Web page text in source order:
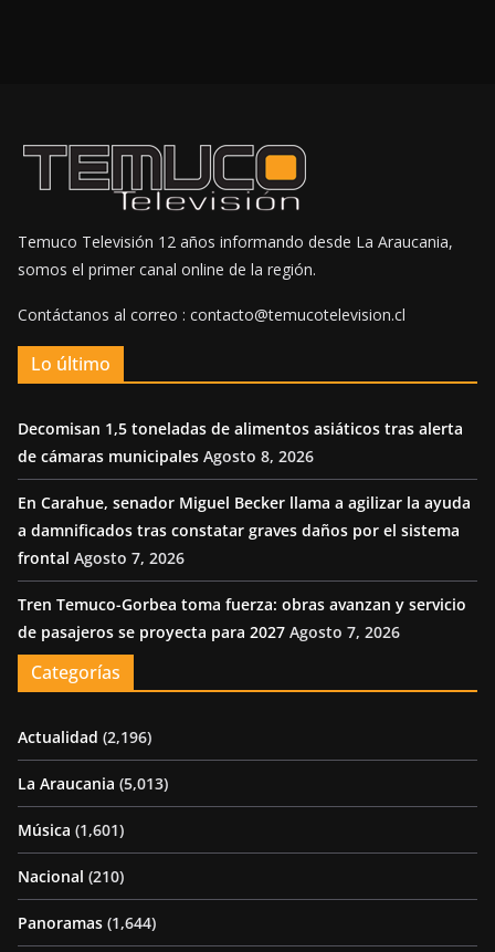
Temuco Televisión 12 años informando desde La Araucania,
somos el primer canal online de la región.
Contáctanos al correo : contacto@temucotelevision.cl
Lo último
Decomisan 1,5 toneladas de alimentos asiáticos tras alerta
de cámaras municipales Agosto 8, 2026
En Carahue, senador Miguel Becker llama a agilizar la ayuda
a damnificados tras constatar graves daños por el sistema
frontal Agosto 7, 2026
Tren Temuco-Gorbea toma fuerza: obras avanzan y servicio
de pasajeros se proyecta para 2027 Agosto 7, 2026
Categorías
Actualidad (2,196)
La Araucania (5,013)
Música (1,601)
Nacional (210)
Panoramas (1,644)